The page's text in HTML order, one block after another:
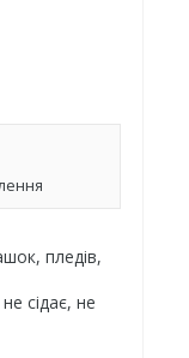
пледів,
сідає, не